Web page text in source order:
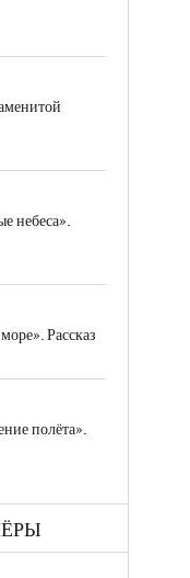
небеса».
Рассказ
полёта».